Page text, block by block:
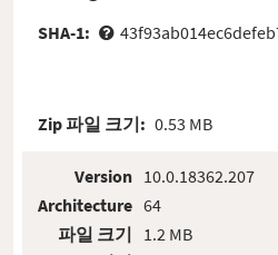
SHA-1:
Zip 파일 크기: 0.53 MB
Version
Architecture
파일 크기
10.0.18362.207
64
1.2 MB